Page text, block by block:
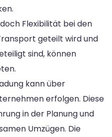
Flexibilität bei den
geteilt wird und
sind, können
kann über
erfolgen. Diese
in der Planung und
Umzügen. Die